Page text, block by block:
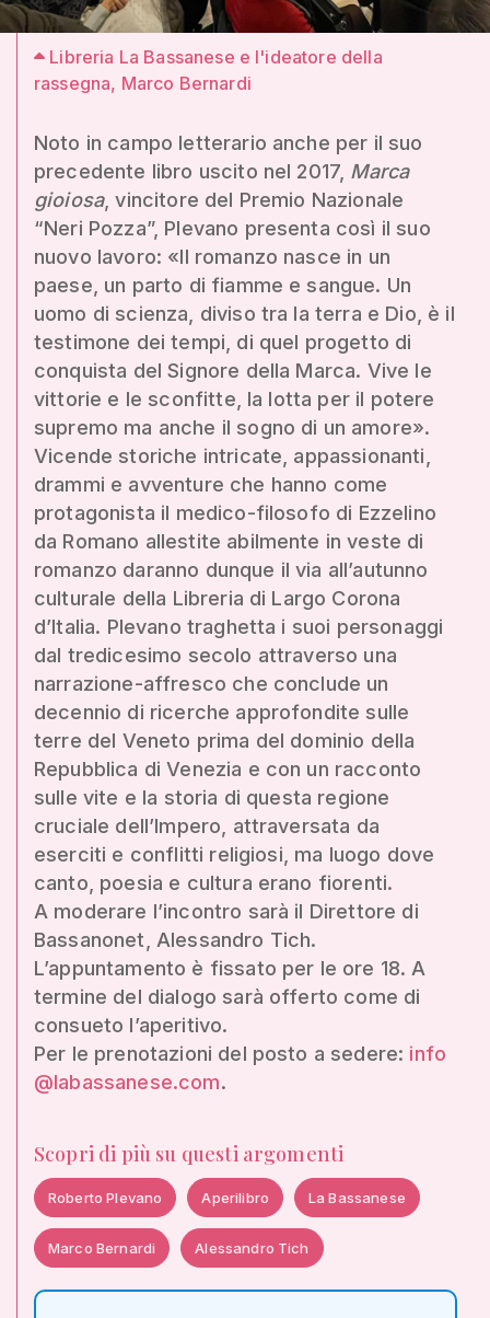
Libreria La Bassanese e l'ideatore della
rassegna, Marco Bernardi
Noto in campo letterario anche per il suo
precedente libro uscito nel 2017, Marca
gioiosa, vincitore del Premio Nazionale
“Neri Pozza”, Plevano presenta così il suo
nuovo lavoro: «Il romanzo nasce in un
paese, un parto di fiamme e sangue. Un
uomo di scienza, diviso tra la terra e Dio, è il
testimone dei tempi, di quel progetto di
conquista del Signore della Marca. Vive le
vittorie e le sconfitte, la lotta per il potere
supremo ma anche il sogno di un amore».
Vicende storiche intricate, appassionanti,
drammi e avventure che hanno come
protagonista il medico-filosofo di Ezzelino
da Romano allestite abilmente in veste di
romanzo daranno dunque il via all’autunno
culturale della Libreria di Largo Corona
d’Italia. Plevano traghetta i suoi personaggi
dal tredicesimo secolo attraverso una
narrazione-affresco che conclude un
decennio di ricerche approfondite sulle
terre del Veneto prima del dominio della
Repubblica di Venezia e con un racconto
sulle vite e la storia di questa regione
cruciale dell’Impero, attraversata da
eserciti e conflitti religiosi, ma luogo dove
canto, poesia e cultura erano fiorenti.
A moderare l’incontro sarà il Direttore di
Bassanonet, Alessandro Tich.
L’appuntamento è fissato per le ore 18. A
termine del dialogo sarà offerto come di
consueto l’aperitivo.
Per le prenotazioni del posto a sedere: info
@labassanese.com.
Scopri di più su questi argomenti
Roberto Plevano Aperilibro La Bassanese
Marco Bernardi Alessandro Tich